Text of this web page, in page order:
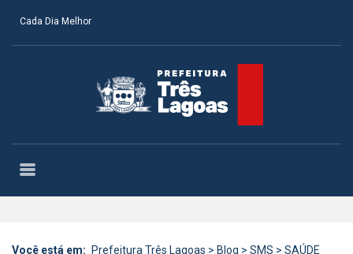
Cada Dia Melhor
Você está em: Prefeitura Três Lagoas > Blog > SMS > SAÚDE